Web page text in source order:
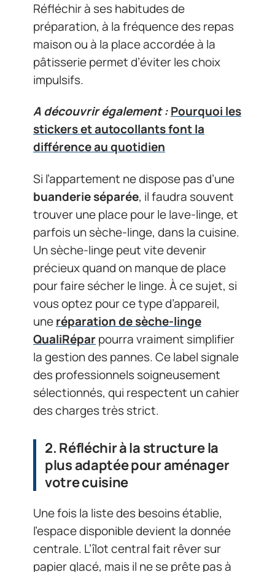
Réfléchir à ses habitudes de
préparation, à la fréquence des repas
maison ou à la place accordée à la
pâtisserie permet d’éviter les choix
impulsifs.
A découvrir également :Pourquoi les
stickers et autocollants font la
différence au quotidien
Si l’appartement ne dispose pas d’une
buanderie séparée, il faudra souvent
trouver une place pour le lave-linge, et
parfois un sèche-linge, dans la cuisine.
Un sèche-linge peut vite devenir
précieux quand on manque de place
pour faire sécher le linge. À ce sujet, si
vous optez pour ce type d’appareil,
uneréparation de sèche-linge
QualiRéparpourra vraiment simplifier
la gestion des pannes. Ce label signale
des professionnels soigneusement
sélectionnés, qui respectent un cahier
des charges très strict.
2. Réfléchir à la structure la
plus adaptée pour aménager
votre cuisine
Une fois la liste des besoins établie,
l’espace disponible devient la donnée
centrale. L’îlot central fait rêver sur
papier glacé, mais il ne se prête pas à